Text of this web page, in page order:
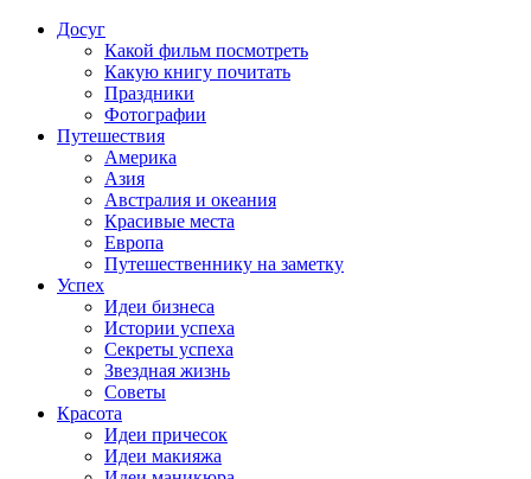
Досуг
Какой фильм посмотреть
Какую книгу почитать
Праздники
Фотографии
Путешествия
Америка
Азия
Австралия и океания
Красивые места
Европа
Путешественнику на заметку
Успех
Идеи бизнеса
Истории успеха
Секреты успеха
Звездная жизнь
Советы
Красота
Идеи причесок
Идеи макияжа